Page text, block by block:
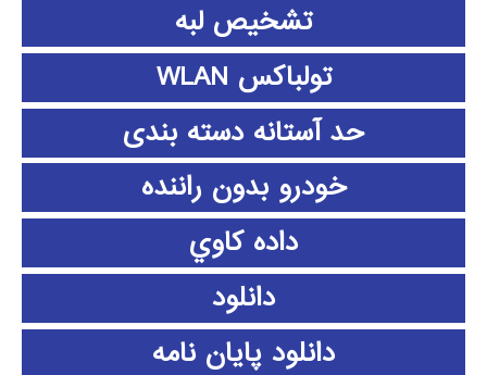
تشخیص لبه
تولباکس WLAN
حد آستانه دسته بندی
خودرو بدون راننده
داده كاوي
دانلود
دانلود پايان نامه